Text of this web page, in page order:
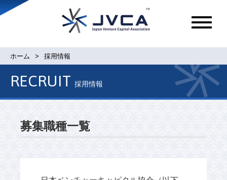
メ
ュ
ホーム 採用情報
RECRUIT 採用情報
募集職種一覧